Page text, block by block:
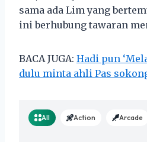
sama ada Lim yang
ini berhubung tawaran
BACA JUGA: Hadi pun
dulu minta ahli Pas